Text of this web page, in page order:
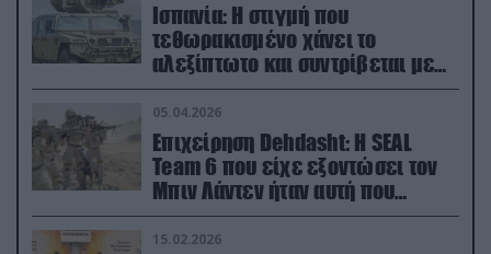
Ισπανία: Η στιγμή που
τεθωρακισμένο χάνει το
αλεξίπτωτο και συντρίβεται με
ορμή στο έδαφος (βίντεο)
05.04.2026
Επιχείρηση Dehdasht: Η SEAL
Team 6 που είχε εξοντώσει τον
Μπιν Λάντεν ήταν αυτή που
διέσωσε τον πιλότο του F-15
15.02.2026